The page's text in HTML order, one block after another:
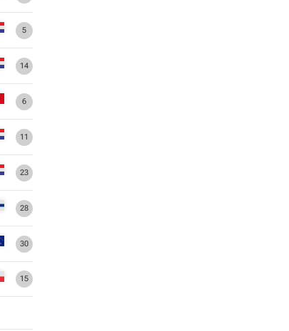
5
14
6
11
23
28
30
15